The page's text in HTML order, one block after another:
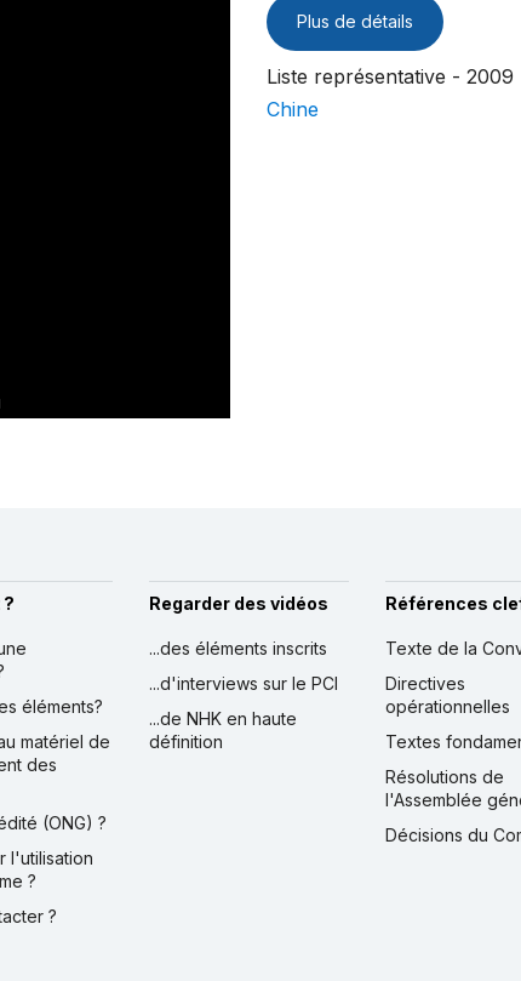
Plus de détails
Liste représentative - 2009
Chine
éléments?
matériel de
des
(ONG) ?
l'utilisation
?
?
Regarder des vidéos
...des éléments inscrits
...d'interviews sur le PCI
...de NHK en haute
définition
Références
Texte de la
Directives
opérationnelles
Textes
Résolutions de
l'Assemblée
Décisions du